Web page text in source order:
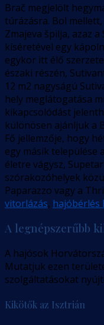
Brač megjelölt
túrázásra. Bol
Zmajeva špilja, azaz
kíséretével egy
egykor itt élő
északi részén,
12 m2 nagyságú
hely meglátogatása
kikapcsolódást
különösen ajánljuk a
Fő jellemzője, hogy
egy másik települése
életre vágysz,
szórakozóhelyek
Paparazzo vagy a
vitorlázás, hajóbérlés
A legnépszerűbb
A hajósok
Mutatjuk ezen
szolgáltatásokat
Kikötők az Isztrián